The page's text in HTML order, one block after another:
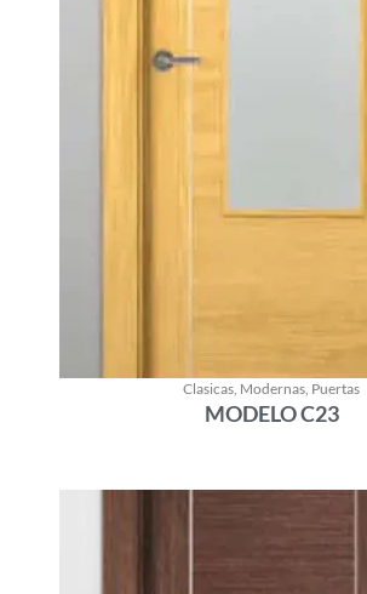
Clasicas Modernas Puertas
MODELO C23